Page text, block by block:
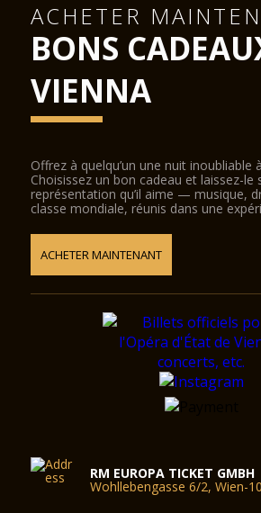
ACHETER
BONS
VIENNA
Offrez à quelqu’un une nuit inoubliable
Choisissez un bon cadeau et laissez-le
représentation qu’il aime — musique,
classe mondiale, réunis dans une
ACHETER MAINTENANT
RM EUROPA TICKET GMBH
Wohllebengasse 6/2, Wien-